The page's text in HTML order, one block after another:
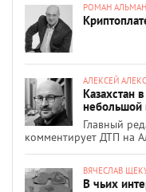
РОМАН
АЛЕКСЕЙ
Казахстан
небольшой
Главный
комментирует ДТП на
ВЯЧЕСЛАВ
В чьих